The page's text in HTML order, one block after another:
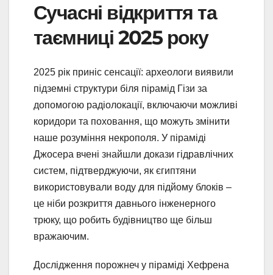
Сучасні відкриття та
таємниці 2025 року
2025 рік приніс сенсації: археологи виявили
підземні структури біля пірамід Гізи за
допомогою радіолокації, включаючи можливі
коридори та поховання, що можуть змінити
наше розуміння некрополя. У піраміді
Джосера вчені знайшли докази гідравлічних
систем, підтверджуючи, як єгиптяни
використовували воду для підйому блоків –
це ніби розкриття давнього інженерного
трюку, що робить будівництво ще більш
вражаючим.
Дослідження порожнеч у піраміді Хефрена